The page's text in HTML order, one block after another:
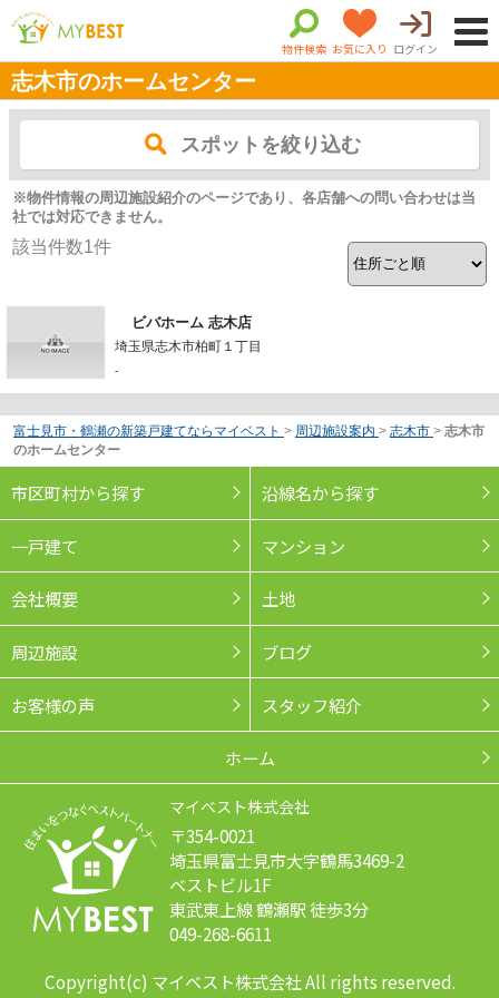
物件検索 お気に入り ログイン
志木市のホームセンター
スポットを絞り込む
※物件情報の周辺施設紹介のページであり、各店舗への問い合わせは当
社では対応できません。
該当件数1件
ビバホーム 志木店
埼玉県志木市柏町１丁目
-
富士見市・鶴瀬の新築戸建てならマイベスト > 周辺施設案内 > 志木市 > 志木市
のホームセンター
市区町村から探す 沿線名から探す
一戸建て マンション
会社概要 土地
周辺施設 ブログ
お客様の声 スタッフ紹介
ホーム
マイベスト株式会社
〒354-0021
埼玉県富士見市大字鶴馬3469-2
ベストビル1F
東武東上線 鶴瀬駅 徒歩3分
049-268-6611
Copyright(c) マイベスト株式会社 All rights reserved.